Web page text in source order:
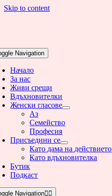
Skip to content
Navigation
Начало
За нас
Живи срещи
Вдъхновителки
Женски гласове
Аз
Семейство
Професия
Присъедини се
Като дама на действието
Като вдъхновителка
Бутик
Подкаст
Navigation